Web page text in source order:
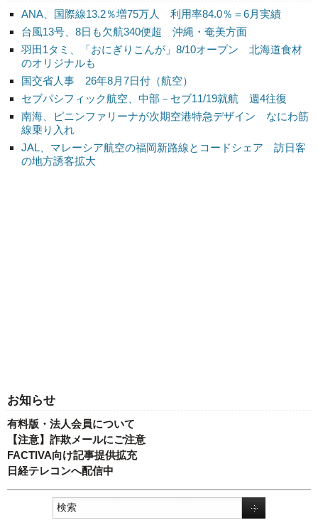
ANA、国際線13.2％増75万人 利用率84.0％＝6月実績
台風13号、8日も欠航340便超 沖縄・奄美方面
羽田1タミ、「おにぎりこんが」8/10オープン 北海道食材
のオリジナルも
国交省人事 26年8月7日付（航空）
セブパシフィック航空、中部－セブ11/19就航 週4往復
南海、ピニンファリーナが次期空港特急デザイン なにわ筋
線乗り入れ
JAL、マレーシア航空の福岡新路線とコードシェア 訪日客
の地方誘客拡大
お知らせ
有料版・法人会員について
【注意】詐欺メールにご注意
FACTIVA向け記事提供拡充
日経テレコンへ配信中